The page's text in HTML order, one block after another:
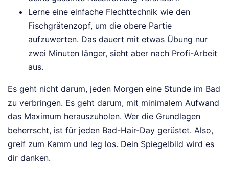
Lerne eine einfache Flechttechnik wie den
Fischgrätenzopf, um die obere Partie
aufzuwerten. Das dauert mit etwas Übung nur
zwei Minuten länger, sieht aber nach Profi-Arbeit
aus.
Es geht nicht darum, jeden Morgen eine Stunde im Bad
zu verbringen. Es geht darum, mit minimalem Aufwand
das Maximum herauszuholen. Wer die Grundlagen
beherrscht, ist für jeden Bad-Hair-Day gerüstet. Also,
greif zum Kamm und leg los. Dein Spiegelbild wird es
dir danken.